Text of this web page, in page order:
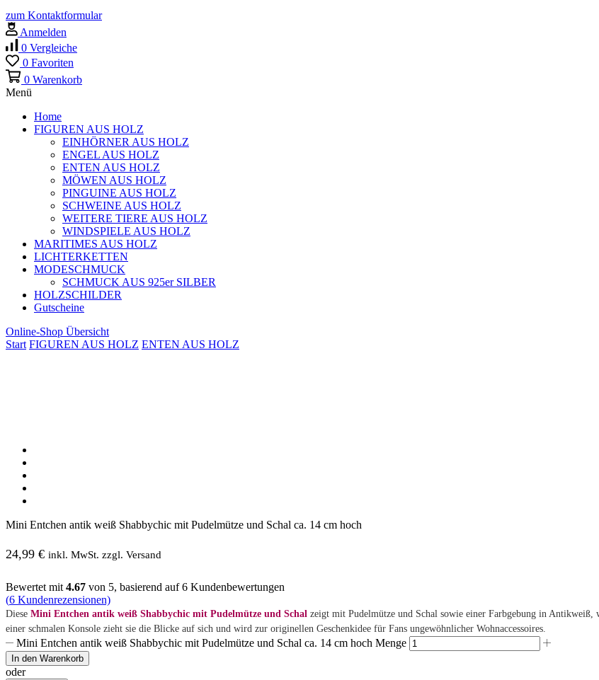
zum Kontaktformular
Anmelden
0 Vergleiche
0 Favoriten
0 Warenkorb
Menü
Home
FIGUREN AUS HOLZ
EINHÖRNER AUS HOLZ
ENGEL AUS HOLZ
ENTEN AUS HOLZ
MÖWEN AUS HOLZ
PINGUINE AUS HOLZ
SCHWEINE AUS HOLZ
WEITERE TIERE AUS HOLZ
WINDSPIELE AUS HOLZ
MARITIMES AUS HOLZ
LICHTERKETTEN
MODESCHMUCK
SCHMUCK AUS 925er SILBER
HOLZSCHILDER
Gutscheine
Online-Shop Übersicht
Start FIGUREN AUS HOLZ ENTEN AUS HOLZ
Mini Entchen antik weiß Shabbychic mit Pudelmütze und Schal ca. 14 cm hoch
24,99 € inkl. MwSt. zzgl. Versand
Bewertet mit 4.67 von 5, basierend auf6 Kundenbewertungen
(6 Kundenrezensionen)
Diese Mini Entchen antik weiß Shabbychic mit Pudelmütze und Schal zeigt mit Pudelmütze und Schal sowie einer Farbgebung in
einer schmalen Konsole zieht sie die Blicke auf sich und wird zur originellen Geschenkidee für Fans ungewöhnlicher Wohnaccessoires.
Mini Entchen antik weiß Shabbychic mit Pudelmütze und Schal ca. 14 cm hoch Menge
In den Warenkorb
oder